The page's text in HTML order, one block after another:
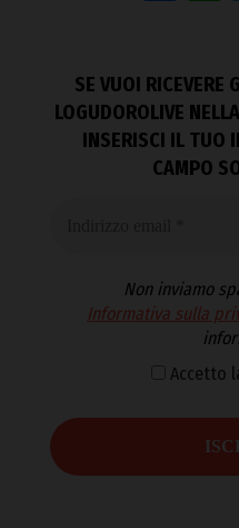
SE VUOI RICEVERE
LOGUDOROLIVE
INSERISCI IL TUO
CAMPO
Non inviamo
Informativa sulla
Accetto